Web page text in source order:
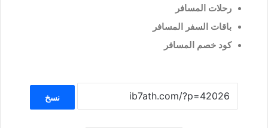
رحلات المسافر
باقات السفر المسافر
كود خصم المسافر
نسخ